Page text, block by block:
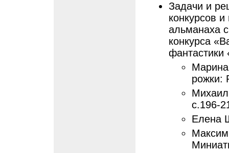
Задачи и
конкурсов
альманаха
конкурса
фантастики
рожки:
Михаил
с.196-
Елена